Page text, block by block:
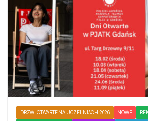
DRZWI OTWARTE NA UCZELNIACH 2026 NOWE